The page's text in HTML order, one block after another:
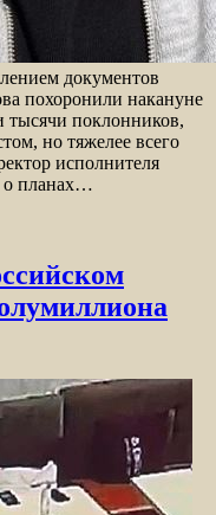
документов
похоронили накануне
поклонников,
но тяжелее всего
исполнителя
о планах…